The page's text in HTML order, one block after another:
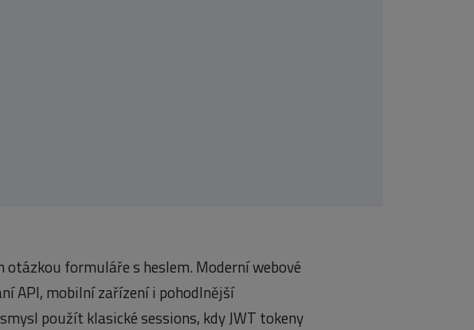
otázkou formuláře s heslem. Moderní webové
API, mobilní zařízení i pohodlnější
použít klasické sessions, kdy JWT tokeny